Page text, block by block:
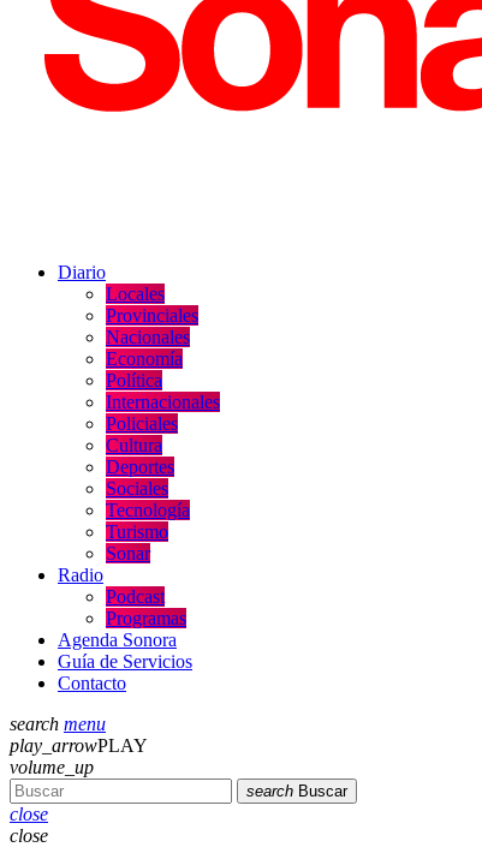
Diario
Locales
Provinciales
Nacionales
Economía
Política
Internacionales
Policiales
Cultura
Deportes
Sociales
Tecnología
Turismo
Sonar
Radio
Podcast
Programas
Agenda Sonora
Guía de Servicios
Contacto
search menu
play_arrowPLAY
volume_up
search Buscar
close
close